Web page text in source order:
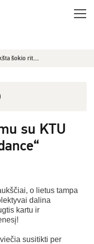
su KTU šokių studija „Modanc...
su KTU
o lietus tampa
dalina
kartu ir
susitikti per